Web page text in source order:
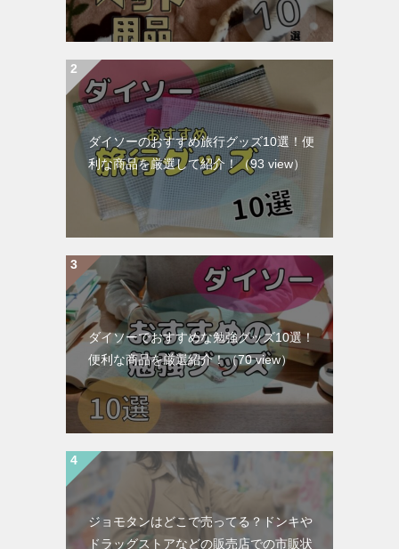
ダイソーのおすすめ旅行グッズ10選！便
利な商品を厳選して紹介！（93 view）
ダイソーでおすすめな勉強グッズ10選！
便利な商品を厳選紹介！（70 view）
ジョモタンはどこで売ってる？ドンキや
ドラッグストアなどの販売店での市販状